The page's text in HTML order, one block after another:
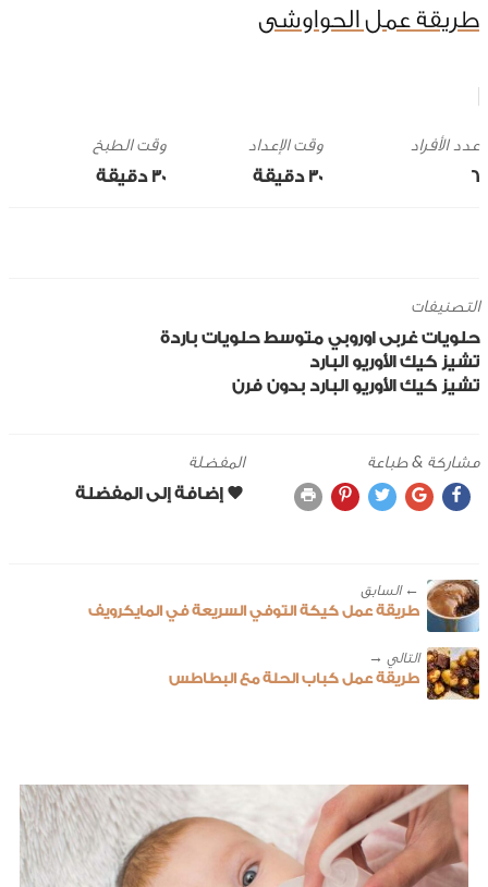
طريقة عمل الحواوشى
6
وقت الإعداد
30 ‎دقيقة
وقت الطبخ
30 ‎دقيقة
التصنيفات
حلويات غربى اوروبي متوسط حلويات باردة
تشيز كيك الأوريو البارد
تشيز كيك الأوريو البارد بدون فرن
مشاركة & طباعة المفضلة
← ‎السابق
طريقة عمل كيكة التوفي السريعة في المايكرويف
طريقة عمل كباب الحلة مع البطاطس